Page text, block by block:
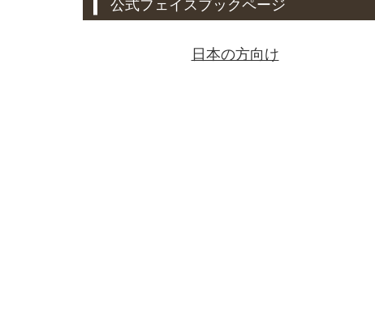
公式フェイスブックページ
日本の方向け